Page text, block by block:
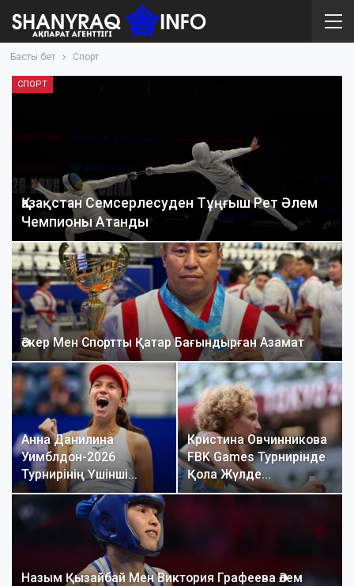
Басты бет Спорт
СПОРТ
Қазақстан Семсерлесуден Тұңғыш Рет Әлем
Чемпионы Атанды
Әскер Мен Спортты Қатар Бағындырған Азамат
Анна Данилина
Уимблдон-2026
Турнирінің Үшінші…
Кристина Овчинникова
FBK Games Турнирінде
Қола Жүлде…
Назым Қызайбай Мен Виктория Графеева Әлем